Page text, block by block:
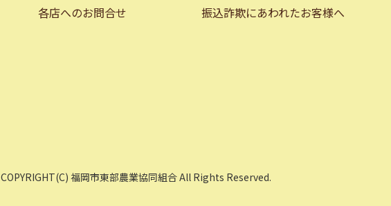
各店へのお問合せ
振込詐欺にあわれたお客様へ
COPYRIGHT(C) 福岡市東部農業協同組合 All Rights Reserved.